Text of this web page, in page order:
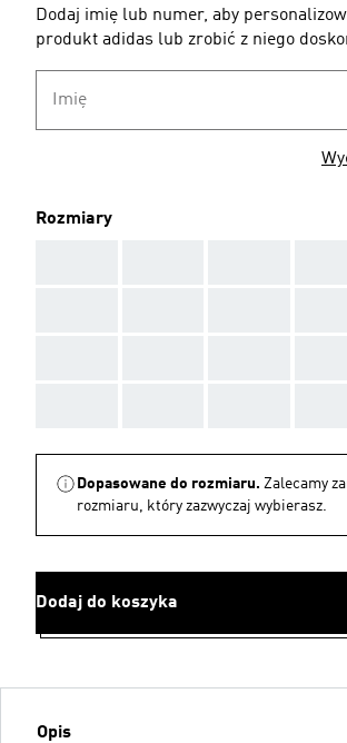
Dodaj imię lub numer, aby
produkt adidas lub zrobić z niego
Imię
Rozmiary
Dopasowane do rozmiaru. Zalecamy
rozmiaru, który zazwyczaj wybierasz.
Dodaj do koszyka
Opis